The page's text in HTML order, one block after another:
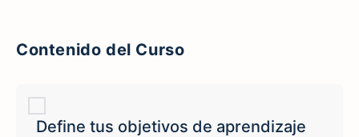
Contenido del Curso
Define tus objetivos de aprendizaje